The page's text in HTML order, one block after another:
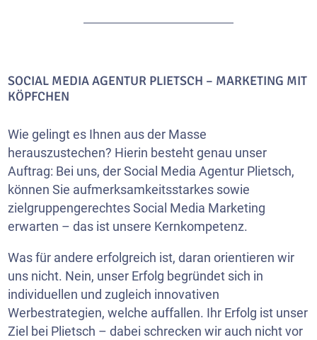
SOCIAL MEDIA AGENTUR PLIETSCH – MARKETING MIT
KÖPFCHEN
Wie gelingt es Ihnen aus der Masse
herauszustechen? Hierin besteht genau unser
Auftrag: Bei uns, der Social Media Agentur Plietsch,
können Sie aufmerksamkeitsstarkes sowie
zielgruppengerechtes Social Media Marketing
erwarten – das ist unsere Kernkompetenz.
Was für andere erfolgreich ist, daran orientieren wir
uns nicht. Nein, unser Erfolg begründet sich in
individuellen und zugleich innovativen
Werbestrategien, welche auffallen. Ihr Erfolg ist unser
Ziel bei Plietsch – dabei schrecken wir auch nicht vor